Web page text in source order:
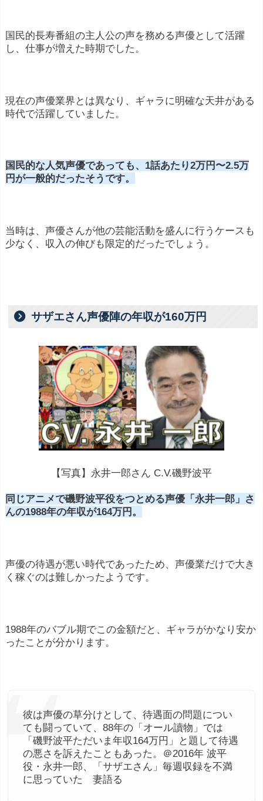
国民的長寿番組の主人公の声を務める声優として活躍
し、仕事が増えた時期でした。
現在の声優業界とは異なり、ギャラに明確な天井がある
時代で活躍していました。
国民的な人気声優であっても、1話あたり2万円〜2.5万
円が一般的だったそうです。
当時は、声優さんが他の芸能活動を盛んに行うケースも
少なく、収入の伸びも限定的だったでしょう。
サザエさん声優陣の年収が160万円
【写真】永井一郎さん C.V.磯野波平
同じアニメで磯野波平役をつとめる声優「永井一郎」さ
んの1988年の年収が164万円。
声優の待遇が悪い時代であったため、声優業だけで大き
く稼ぐのは難しかったようです。
1988年のバブル期でこの金額だと、ギャラがかなり安か
ったことが分かります。
彼は声優の草分けとして、待遇面の問題につい
ても闘っていて、88年の「オール讀物」では
「磯野波平ただいま年収164万円」と題して待遇
の悪さを訴えたこともあった。＠2016年 波平
役・永井一郎、「サザエさん」毎週収録を不満
に思っていた 妻語る